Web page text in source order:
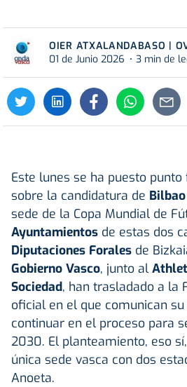
OIER ATXALANDABASO |
01 de Junio 2026
3 min de
Este lunes se ha puesto
sobre la candidatura de Bilbao
sede de la Copa Mundial de
Ayuntamientos de estas dos
Diputaciones Forales de
Gobierno Vasco, junto al
Sociedad, han trasladado a la
oficial en el que comunican
continuar en el proceso para
2030. El planteamiento, eso
única sede vasca con dos
Anoeta.